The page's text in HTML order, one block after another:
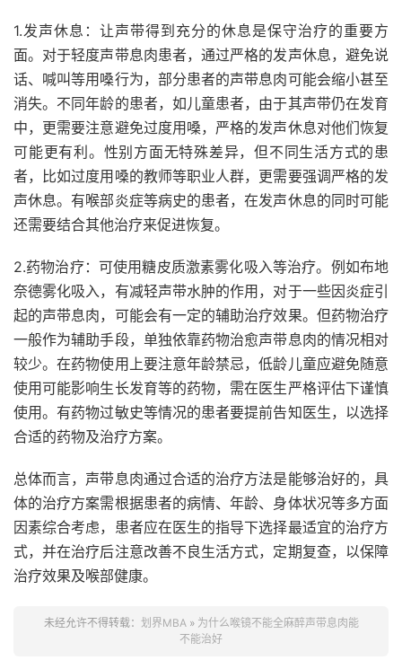
1.发声休息：让声带得到充分的休息是保守治疗的重要方
面。对于轻度声带息肉患者，通过严格的发声休息，避免说
话、喊叫等用嗓行为，部分患者的声带息肉可能会缩小甚至
消失。不同年龄的患者，如儿童患者，由于其声带仍在发育
中，更需要注意避免过度用嗓，严格的发声休息对他们恢复
可能更有利。性别方面无特殊差异，但不同生活方式的患
者，比如过度用嗓的教师等职业人群，更需要强调严格的发
声休息。有喉部炎症等病史的患者，在发声休息的同时可能
还需要结合其他治疗来促进恢复。
2.药物治疗：可使用糖皮质激素雾化吸入等治疗。例如布地
奈德雾化吸入，有减轻声带水肿的作用，对于一些因炎症引
起的声带息肉，可能会有一定的辅助治疗效果。但药物治疗
一般作为辅助手段，单独依靠药物治愈声带息肉的情况相对
较少。在药物使用上要注意年龄禁忌，低龄儿童应避免随意
使用可能影响生长发育等的药物，需在医生严格评估下谨慎
使用。有药物过敏史等情况的患者要提前告知医生，以选择
合适的药物及治疗方案。
总体而言，声带息肉通过合适的治疗方法是能够治好的，具
体的治疗方案需根据患者的病情、年龄、身体状况等多方面
因素综合考虑，患者应在医生的指导下选择最适宜的治疗方
式，并在治疗后注意改善不良生活方式，定期复查，以保障
治疗效果及喉部健康。
未经允许不得转载： 划界MBA» 为什么喉镜不能全麻醉声带息肉能
不能治好